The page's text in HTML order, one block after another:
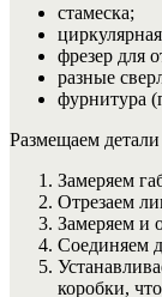
стамеска;
фрезер для
разные
фурнитура
Размещаем
Замеряем
Отрезаем
Замеряем и
Соединяем
коробки,